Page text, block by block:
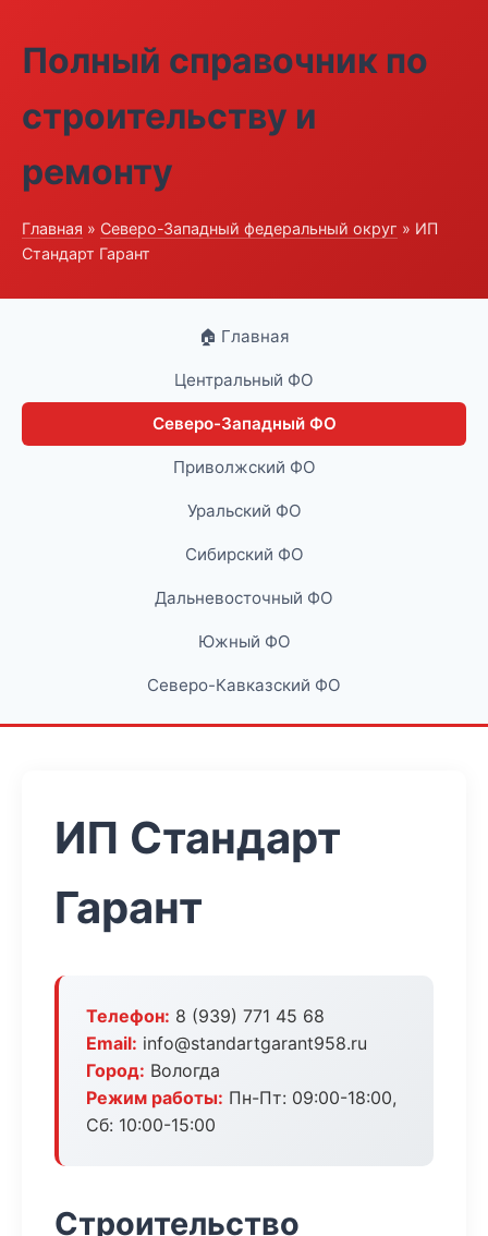
Полный справочник по
строительству и
ремонту
Главная » Северо-Западный федеральный округ » ИП
Стандарт Гарант
🏠 Главная
Центральный ФО
Северо-Западный ФО
Приволжский ФО
Уральский ФО
Сибирский ФО
Дальневосточный ФО
Южный ФО
Северо-Кавказский ФО
ИП Стандарт
Гарант
Телефон: 8 (939) 771 45 68
Email: info@standartgarant958.ru
Город: Вологда
Режим работы: Пн-Пт: 09:00-18:00,
Сб: 10:00-15:00
Строительство